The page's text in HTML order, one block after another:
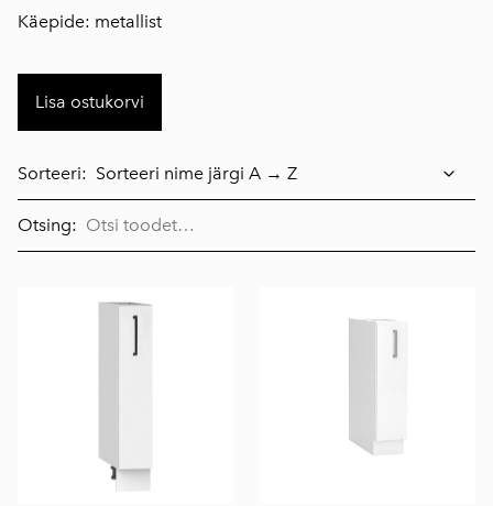
Käepide: metallist
Lisa ostukorvi
Sorteeri:
Otsing: